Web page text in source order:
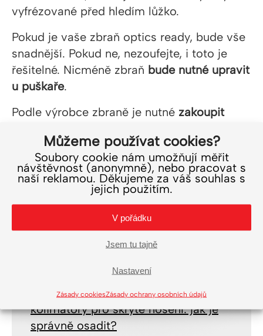
Můžeme používat cookies?
Soubory cookie nám umožňují měřit
návštěvnost (anonymně), nebo pracovat s
naší reklamou. Děkujeme za váš souhlas s
jejich použitím.
V pořádku
Jsem tu tajně
Nastavení
Zásady cookiesZásady ochrany osobních údajů
vyfrézované před hledím lůžko.
Pokud je vaše zbraň optics ready, bude vše
snadnější. Pokud ne, nezoufejte, i toto je
řešitelné. Nicméně zbraň bude nutné upravit
u puškaře.
Podle výrobce zbraně je nutné zakoupit
závěr, a na kterou následně přimontujete
kolimátor.
HS507C X2 a HE508T X2 jsou kompatibilní
s RMR destičkami pro Trijicony. HS507K X2
, kterou prodává přímo
ČTĚTE TAKÉ ČLÁNEK: Pistolové
kolimátory pro skryté nošení: jak je
správně osadit?